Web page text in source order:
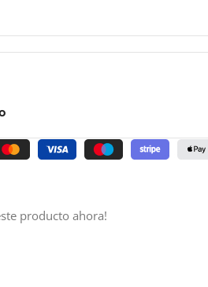
producto ahora!